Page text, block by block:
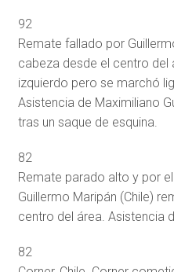
92
Remate fallado por
cabeza desde el centro del
izquierdo pero se marchó
Asistencia de Maximiliano
tras un saque de esquina.
82
Remate parado alto y por
Guillermo Maripán (Chile)
centro del área. Asistencia
82